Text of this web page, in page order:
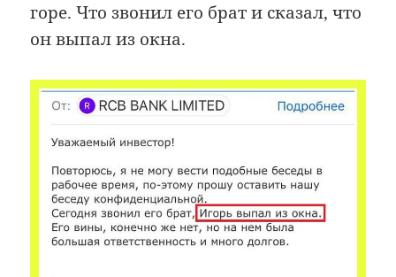
горе. Что звонил его брат и сказал, что
он выпал из окна.